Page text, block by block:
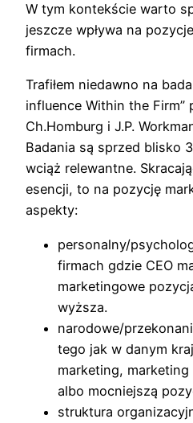
W tym kontekście warto
jeszcze wpływa na
firmach.
Trafiłem niedawno na
influence Within the Firm”
Ch.Homburg i J.P.
Badania są sprzed blisko
wciąż relewantne.
esencji, to na pozycję
aspekty:
personalny/
firmach gdzie CEO
marketingowe
wyższa.
narodowe/
tego jak w danym
marketing, marketing
albo mocniejszą
struktura